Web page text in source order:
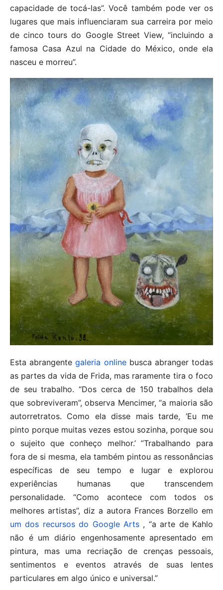
capacidade de tocá-las”. Você também pode ver os
lugares que mais influenciaram sua carreira por meio
de cinco tours do Google Street View, “incluindo a
famosa Casa Azul na Cidade do México, onde ela
nasceu e morreu”.
Esta abrangentegaleria onlinebusca abranger todas
as partes da vida de Frida, mas raramente tira o foco
de seu trabalho. “Dos cerca de 150 trabalhos dela
que sobreviveram”, observa Mencimer, “a maioria são
autorretratos. Como ela disse mais tarde, ‘Eu me
pinto porque muitas vezes estou sozinha, porque sou
o sujeito que conheço melhor.’ ”Trabalhando para
fora de si mesma, ela também pintou as ressonâncias
específicas de seu tempo e lugar e explorou
experiências humanas que transcendem
personalidade. “Como acontece com todos os
melhores artistas”, diz a autora Frances Borzello em
um dos recursos do Google Arts , “a arte de Kahlo
não é um diário engenhosamente apresentado em
pintura, mas uma recriação de crenças pessoais,
sentimentos e eventos através de suas lentes
particulares em algo único e universal.”